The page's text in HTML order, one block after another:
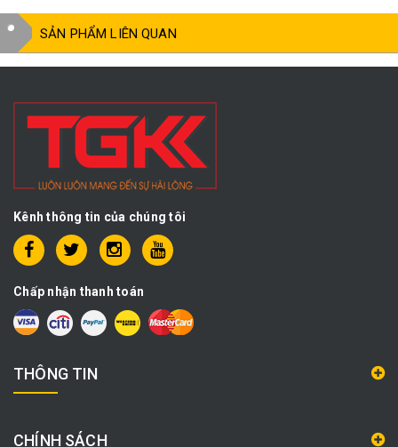
SẢN PHẨM LIÊN QUAN
Kênh thông tin của chúng tôi
Chấp nhận thanh toán
THÔNG TIN
CHÍNH SÁCH